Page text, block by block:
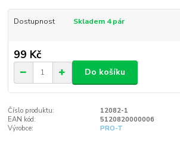
Dostupnost Skladem 4 pár
99 Kč
Do košíku
Číslo produktu:
12082-1
EAN kód:
5120820000006
Výrobce:
PRO-T